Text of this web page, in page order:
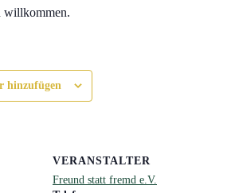
willkommen.
hinzufügen
VERANSTALTER
Freund statt fremd e.V.